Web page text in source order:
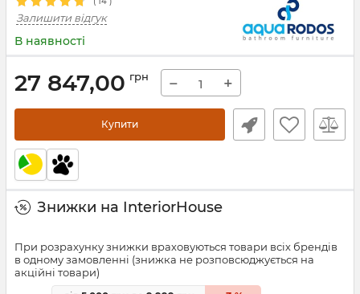
Залишити відгук
В наявності
27 847,00 грн − +
Купити
Знижки на InteriorHouse
При розрахунку знижки враховуються товари всіх брендів
в одному замовленні (знижка не розповсюджується на
акційні товари)